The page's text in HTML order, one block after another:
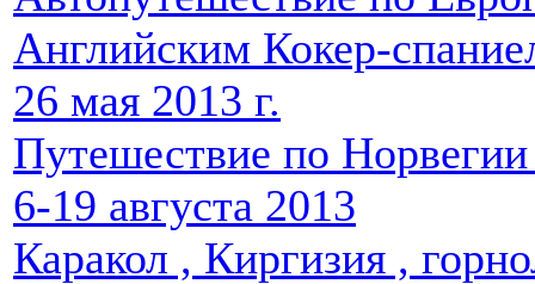
Английским Кокер-
26 мая 2013 г.
Путешествие по
6-19 августа 2013
Каракол , Киргизия ,